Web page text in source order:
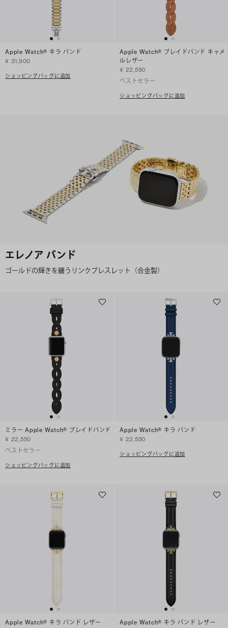
Apple Watch® キラ バンド
¥ 31,900
ショッピングバッグに追加
Apple Watch® ブレイドバンド キャメ
ルレザー
¥ 22,550
ベストセラー
ショッピングバッグに追加
エレノア バンド
ゴールドの輝きを纏うリンクブレスレット（合金製）
ミラー Apple Watch® ブレイドバンド
¥ 22,550
ベストセラー
ショッピングバッグに追加
Apple Watch® キラ バンド
¥ 22,550
ショッピングバッグに追加
Apple Watch® キラ バンド レザー
Apple Watch® キラ バンド レザー